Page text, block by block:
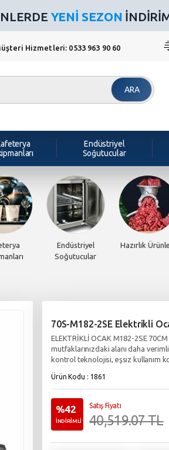
YENİ SEZON
Hizmetleri: 0533 963 90 60
ARA
Endüstriyel
Soğutucular
Endüstriyel
Soğutucular
Hazırlık
70S-M182-2SE Elektrikli
ELEKTRİKLİ OCAK M182-2SE
mutfaklarınızdaki alanı daha
kontrol teknolojisi, eşsiz kullanım
Ürün Kodu : 1861
%42
İNDİRİMLİ
Satış Fiyatı
40,519.07 TL